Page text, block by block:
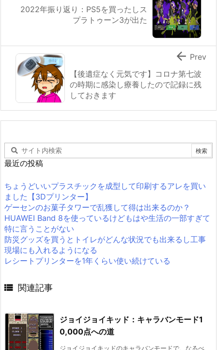
2022年振り返り：PS5を買ったしス
プラトゥーン3が出た
【後遺症なく元気です】コロナ第七波
の時期に感染し療養したので記録に残
しておきます
 Prev
最近の投稿
ちょうどいいプラスチックを成型して印刷するアレを買い
ました【3Dプリンター】
ゲーセンのお菓子タワーで乱獲して得は出来るのか？
HUAWEI Band 8を使っているけどもはや生活の一部すぎて
特に言うことがない
防災グッズを買うとトイレがどんな状況でも出来るし工事
現場にも入れるようになる
レシートプリンターを1年くらい使い続けている
 関連記事
ジョイジョイキッド：キャラバンモード1
0,000点への道
ジョイジョイキッドのキャラバンモードで、なるべ